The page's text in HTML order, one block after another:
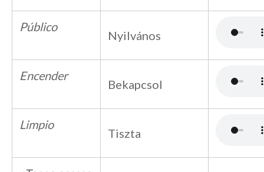
Público
Nyilvános
Encender
Bekapcsol
Limpio
Tiszta